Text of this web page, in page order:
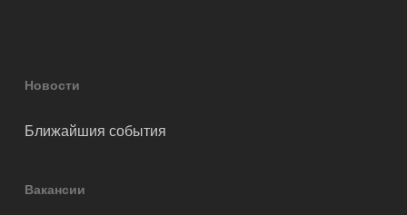
Новости
Ближайшия события
Вакансии